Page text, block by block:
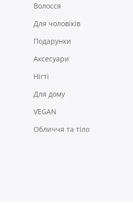
Волосся
Для чоловіків
Подарунки
Аксесуари
Нігті
Для дому
VEGAN
Обличчя та тіло